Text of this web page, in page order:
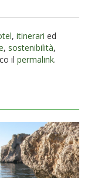
, itinerari ed
, sostenibilità,
il permalink.